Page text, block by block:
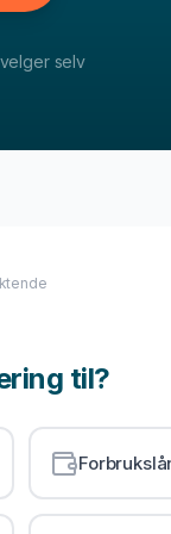
selv
til?